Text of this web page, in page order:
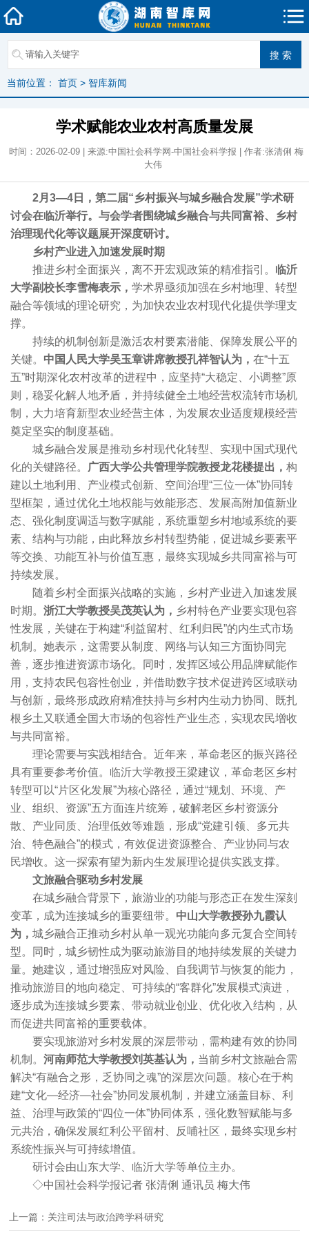
当前位置： 首页 > 智库新闻
学术赋能农业农村高质量发展
时间：2026-02-09 | 来源:中国社会科学网-中国社会科学报 | 作者:张清俐 梅
大伟
2月3—4日，第二届“乡村振兴与城乡融合发展”学术研
讨会在临沂举行。与会学者围绕城乡融合与共同富裕、乡村
治理现代化等议题展开深度研讨。
乡村产业进入加速发展时期
推进乡村全面振兴，离不开宏观政策的精准指引。 临沂
大学副校长李雪梅表示， 学术界亟须加强在乡村地理、转型
融合等领域的理论研究，为加快农业农村现代化提供学理支
撑。
持续的机制创新是激活农村要素潜能、保障发展公平的
关键。 中国人民大学吴玉章讲席教授孔祥智认为， 在“十五
五”时期深化农村改革的进程中，应坚持“大稳定、小调整”原
则，稳妥化解人地矛盾，并持续健全土地经营权流转市场机
制，大力培育新型农业经营主体，为发展农业适度规模经营
奠定坚实的制度基础。
城乡融合发展是推动乡村现代化转型、实现中国式现代
化的关键路径。
广西大学公共管理学院教授龙花楼提出， 构
建以土地利用、产业模式创新、空间治理“三位一体”协同转
型框架，通过优化土地权能与效能形态、发展高附加值新业
态、强化制度调适与数字赋能，系统重塑乡村地域系统的要
素、结构与功能，由此释放乡村转型势能，促进城乡要素平
等交换、功能互补与价值互惠，最终实现城乡共同富裕与可
持续发展。
随着乡村全面振兴战略的实施，乡村产业进入加速发展
时期。 浙江大学教授吴茂英认为， 乡村特色产业要实现包容
性发展，关键在于构建“利益留村、红利归民”的内生式市场
机制。她表示，这需要从制度、网络与认知三方面协同完
善，逐步推进资源市场化。同时，发挥区域公用品牌赋能作
用，支持农民包容性创业，并借助数字技术促进跨区域联动
与创新，最终形成政府精准扶持与乡村内生动力协同、既扎
根乡土又联通全国大市场的包容性产业生态，实现农民增收
与共同富裕。
理论需要与实践相结合。近年来，革命老区的振兴路径
具有重要参考价值。临沂大学教授王梁建议，革命老区乡村
转型可以“片区化发展”为核心路径，通过“规划、环境、产
业、组织、资源”五方面连片统筹，破解老区乡村资源分
散、产业同质、治理低效等难题，形成“党建引领、多元共
治、特色融合”的模式，有效促进资源整合、产业协同与农
民增收。这一探索有望为新内生发展理论提供实践支撑。
文旅融合驱动乡村发展
在城乡融合背景下，旅游业的功能与形态正在发生深刻
变革，成为连接城乡的重要纽带。 中山大学教授孙九霞认
为， 城乡融合正推动乡村从单一观光功能向多元复合空间转
型。同时，城乡韧性成为驱动旅游目的地持续发展的关键力
量。她建议，通过增强应对风险、自我调节与恢复的能力，
推动旅游目的地向稳定、可持续的“客群化”发展模式演进，
逐步成为连接城乡要素、带动就业创业、优化收入结构，从
而促进共同富裕的重要载体。
要实现旅游对乡村发展的深层带动，需构建有效的协同
机制。 河南师范大学教授刘英基认为， 当前乡村文旅融合需
解决“有融合之形，乏协同之魂”的深层次问题。核心在于构
建“文化—经济—社会”协同发展机制，并建立涵盖目标、利
益、治理与政策的“四位一体”协同体系，强化数智赋能与多
元共治，确保发展红利公平留村、反哺社区，最终实现乡村
系统性振兴与可持续增值。
研讨会由山东大学、临沂大学等单位主办。
◇中国社会科学报记者 张清俐 通讯员 梅大伟
上一篇：关注司法与政治跨学科研究